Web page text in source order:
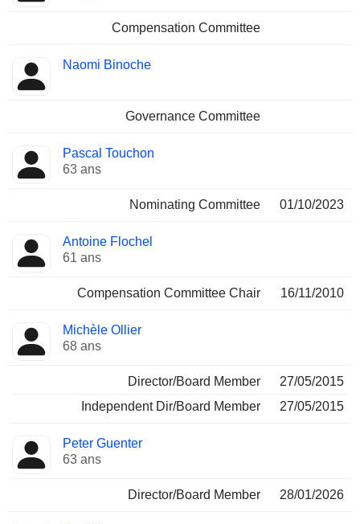
Compensation Committee
Naomi Binoche
Governance Committee
Pascal Touchon
63 ans
Nominating Committee 01/10/2023
Antoine Flochel
61 ans
Compensation Committee Chair 16/11/2010
Michèle Ollier
68 ans
Director/Board Member
27/05/2015
Independent Dir/Board Member
27/05/2015
Peter Guenter
63 ans
Director/Board Member 28/01/2026